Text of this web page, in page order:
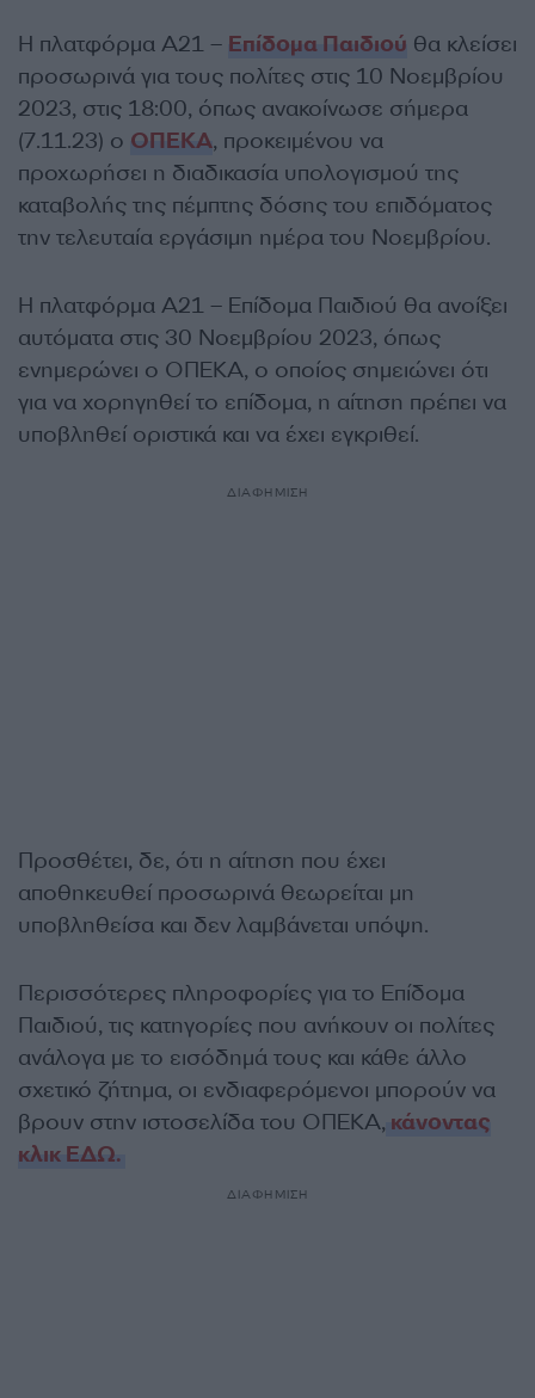
Η πλατφόρμα Α21 – Επίδομα Παιδιού θα κλείσει
προσωρινά για τους πολίτες στις 10 Νοεμβρίου
2023, στις 18:00, όπως ανακοίνωσε σήμερα
(7.11.23) ο ΟΠΕΚΑ, προκειμένου να
προχωρήσει η διαδικασία υπολογισμού της
καταβολής της πέμπτης δόσης του επιδόματος
την τελευταία εργάσιμη ημέρα του Νοεμβρίου.
Η πλατφόρμα Α21 – Επίδομα Παιδιού θα ανοίξει
αυτόματα στις 30 Νοεμβρίου 2023, όπως
ενημερώνει ο ΟΠΕΚΑ, ο οποίος σημειώνει ότι
για να χορηγηθεί το επίδομα, η αίτηση πρέπει να
υποβληθεί οριστικά και να έχει εγκριθεί.
ΔΙΑΦΗΜΙΣΗ
Προσθέτει, δε, ότι η αίτηση που έχει
αποθηκευθεί προσωρινά θεωρείται μη
υποβληθείσα και δεν λαμβάνεται υπόψη.
Περισσότερες πληροφορίες για το Επίδομα
Παιδιού, τις κατηγορίες που ανήκουν οι πολίτες
ανάλογα με το εισόδημά τους και κάθε άλλο
σχετικό ζήτημα, οι ενδιαφερόμενοι μπορούν να
βρουν στην ιστοσελίδα του ΟΠΕΚΑ, κάνοντας
κλικ ΕΔΩ.
ΔΙΑΦΗΜΙΣΗ